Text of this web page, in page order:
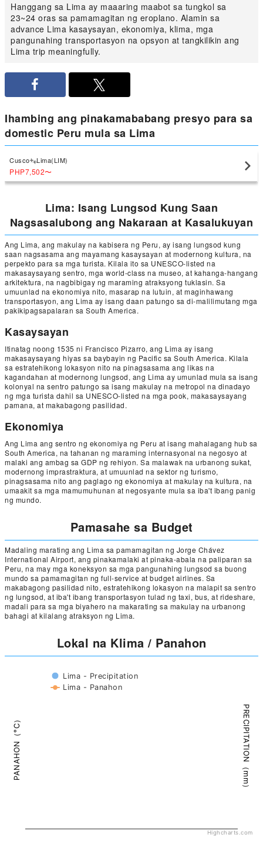
Hanggang sa Lima ay maaaring maabot sa tungkol sa
23~24 oras sa pamamagitan ng eroplano. Alamin sa
advance Lima kasaysayan, ekonomiya, klima, mga
pangunahing transportasyon na opsyon at tangkilikin ang
Lima trip meaningfully.
Ihambing ang pinakamababang presyo para sa
domestic Peru mula sa Lima
Cusco Lima(LIM)
PHP7,502〜
Lima: Isang Lungsod Kung Saan
Nagsasalubong ang Nakaraan at Kasalukuyan
Ang Lima, ang makulay na kabisera ng Peru, ay isang lungsod kung
saan nagsasama ang mayamang kasaysayan at modernong kultura, na
perpekto para sa mga turista. Kilala ito sa UNESCO-listed na
makasaysayang sentro, mga world-class na museo, at kahanga-hangang
arkitektura, na nagbibigay ng maraming atraksyong tuklasin. Sa
umuunlad na ekonomiya nito, masarap na lutuin, at maginhawang
transportasyon, ang Lima ay isang daan patungo sa di-malilimutang mga
pakikipagsapalaran sa South America.
Kasaysayan
Itinatag noong 1535 ni Francisco Pizarro, ang Lima ay isang
makasaysayang hiyas sa baybayin ng Pacific sa South America. Kilala
sa estratehikong lokasyon nito na pinagsasama ang likas na
kagandahan at modernong lungsod, ang Lima ay umunlad mula sa isang
kolonyal na sentro patungo sa isang makulay na metropol na dinadayo
ng mga turista dahil sa UNESCO-listed na mga pook, makasaysayang
pamana, at makabagong pasilidad.
Ekonomiya
Ang Lima ang sentro ng ekonomiya ng Peru at isang mahalagang hub sa
South America, na tahanan ng maraming internasyonal na negosyo at
malaki ang ambag sa GDP ng rehiyon. Sa malawak na urbanong sukat,
modernong imprastraktura, at umuunlad na sektor ng turismo,
pinagsasama nito ang paglago ng ekonomiya at makulay na kultura, na
umaakit sa mga mamumuhunan at negosyante mula sa iba't ibang panig
ng mundo.
Pamasahe sa Budget
Madaling marating ang Lima sa pamamagitan ng Jorge Chávez
International Airport, ang pinakamalaki at pinaka-abala na paliparan sa
Peru, na may mga koneksyon sa mga pangunahing lungsod sa buong
mundo sa pamamagitan ng full-service at budget airlines. Sa
makabagong pasilidad nito, estratehikong lokasyon na malapit sa sentro
ng lungsod, at iba't ibang transportasyon tulad ng taxi, bus, at rideshare,
madali para sa mga biyahero na makarating sa makulay na urbanong
bahagi at kilalang atraksyon ng Lima.
Lokal na Klima / Panahon
PANAHON（°C） PRECIPITATION（mm）
Lima - Precipitation
Lima - Panahon
Highcharts.com